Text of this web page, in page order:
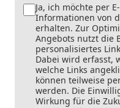
Ja, ich möchte per
Informationen von
erhalten. Zur
Angebots nutzt die
personalisiertes
Dabei wird erfasst,
welche Links
können teilweise
werden. Die
Wirkung für die